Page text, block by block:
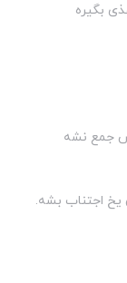
بگیره
جمع نشه
یخ اجتناب بشه.